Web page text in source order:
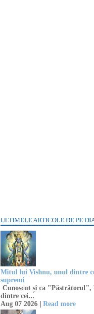
ULTIMELE ARTICOLE DE PE
Mitul lui Vishnu, unul dintre
supremi
Cunoscut și ca "Păstrătorul",
dintre cei...
Aug 07 2026 | Read more